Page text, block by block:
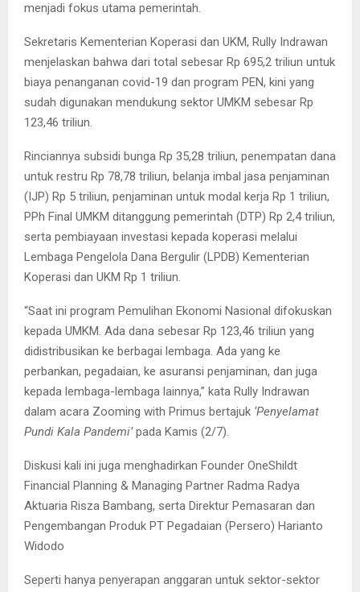
menjadi fokus utama pemerintah.
Sekretaris Kementerian Koperasi dan UKM, Rully Indrawan
menjelaskan bahwa dari total sebesar Rp 695,2 triliun untuk
biaya penanganan covid-19 dan program PEN, kini yang
sudah digunakan mendukung sektor UMKM sebesar Rp
123,46 triliun.
Rinciannya subsidi bunga Rp 35,28 triliun, penempatan dana
untuk restru Rp 78,78 triliun, belanja imbal jasa penjaminan
(IJP) Rp 5 triliun, penjaminan untuk modal kerja Rp 1 triliun,
PPh Final UMKM ditanggung pemerintah (DTP) Rp 2,4 triliun,
serta pembiayaan investasi kepada koperasi melalui
Lembaga Pengelola Dana Bergulir (LPDB) Kementerian
Koperasi dan UKM Rp 1 triliun.
“Saat ini program Pemulihan Ekonomi Nasional difokuskan
kepada UMKM. Ada dana sebesar Rp 123,46 triliun yang
didistribusikan ke berbagai lembaga. Ada yang ke
perbankan, pegadaian, ke asuransi penjaminan, dan juga
kepada lembaga-lembaga lainnya,” kata Rully Indrawan
dalam acara Zooming with Primus bertajuk ‘Penyelamat
Pundi Kala Pandemi’pada Kamis (2/7).
Diskusi kali ini juga menghadirkan Founder OneShildt
Financial Planning & Managing Partner Radma Radya
Aktuaria Risza Bambang, serta Direktur Pemasaran dan
Pengembangan Produk PT Pegadaian (Persero) Harianto
Widodo
Seperti hanya penyerapan anggaran untuk sektor-sektor